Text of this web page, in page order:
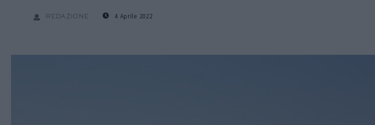
REDAZIONE 4 Aprile 2022